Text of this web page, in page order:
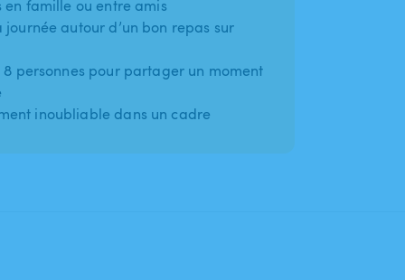
famille ou entre amis
autour d’un bon repas sur
personnes pour partager un moment
inoubliable dans un cadre